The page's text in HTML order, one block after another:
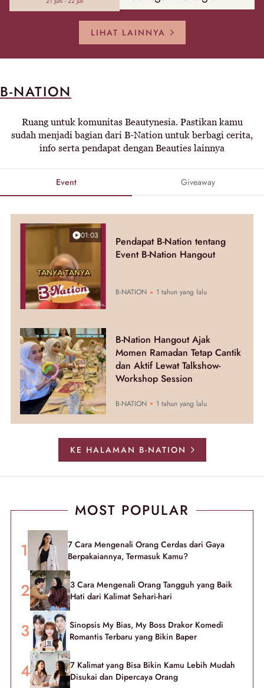
LIHAT LAINNYA
B-NATION
Ruang untuk komunitas Beautynesia. Pastikan kamu
sudah menjadi bagian dari B-Nation untuk berbagi cerita,
info serta pendapat dengan Beauties lainnya
Event Giveaway
01:03
Pendapat B-Nation tentang
Event B-Nation Hangout
B-NATION 1 tahun yang lalu
B-Nation Hangout Ajak
Momen Ramadan Tetap Cantik
dan Aktif Lewat Talkshow-
Workshop Session
B-NATION 1 tahun yang lalu
KE HALAMAN B-NATION
MOST POPULAR
7 Cara Mengenali Orang Cerdas dari Gaya
Berpakaiannya, Termasuk Kamu?
3 Cara Mengenali Orang Tangguh yang Baik
Hati dari Kalimat Sehari-hari
Sinopsis My Bias, My Boss Drakor Komedi
Romantis Terbaru yang Bikin Baper
7 Kalimat yang Bisa Bikin Kamu Lebih Mudah
Disukai dan Dipercaya Orang